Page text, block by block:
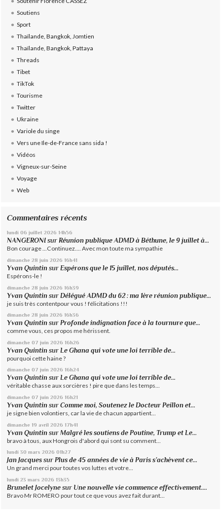
Soutiens
Sport
Thaïlande, Bangkok, Jomtien
Thaïlande, Bangkok, Pattaya
Threads
Tibet
TikTok
Tourisme
Twitter
Ukraine
Variole du singe
Vers une Ile-de-France sans sida !
Vidéos
Vigneux-sur-Seine
Voyage
Web
Commentaires récents
lundi 06 juillet 2026 14h56
NANGERONI surRéunion publique ADMD à Béthune, le 9 juillet à...
Bon courage ...Continuez.... Avec mon toute ma sympathie
dimanche 28 juin 2026 16h41
Yvan Quintin surEspérons que le 15 juillet, nos députés...
Espérons-le !
dimanche 28 juin 2026 16h39
Yvan Quintin surDélégué ADMD du 62 : ma 1ère réunion publique...
je suis très contentpour vous ! félicitations !!!
dimanche 28 juin 2026 16h36
Yvan Quintin surProfonde indignation face à la tournure que...
comme vous, ces propos me hérissent.
dimanche 07 juin 2026 16h26
Yvan Quintin sur Le Ghana qui vote une loi terrible de...
pourquoi cette haine ?
dimanche 07 juin 2026 16h24
Yvan Quintin surLe Ghana qui vote une loi terrible de...
véritable chasse aux sorcières ! pire que dans les temps...
dimanche 07 juin 2026 16h21
Yvan Quintin surComme moi, Soutenez le Docteur Peillon et...
je signe bien volontiers, car la vie de chacun appartient...
dimanche 19 avril 2026 17h41
Yvan Quintin surMalgré les soutiens de Poutine, Trump et Le...
bravo à tous, aux Hongrois d'abord qui sont su comment...
lundi 30 mars 2026 01h27
Jan Jacques surPlus de 45 années de vie à Paris s’achèvent ce...
Un grand merci pour toutes vos luttes et votre...
lundi 23 mars 2026 13h35
Brunelet Jocelyne sur Une nouvelle vie commence effectivement....
Bravo Mr ROMERO pour tout ce que vous avez fait durant...